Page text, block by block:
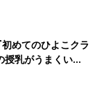
めてのひよこクラ
授乳がうまくい
トラブル 解決テ